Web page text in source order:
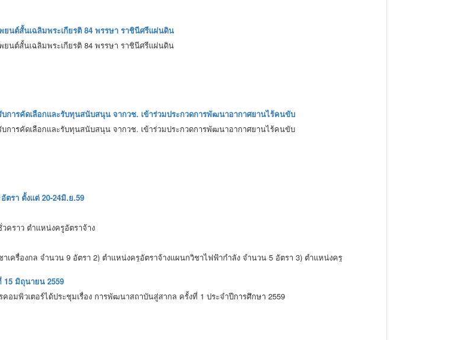
นต์สั้นเฉลิมพระเกียรติ 84 พรรษา ราชินีศรีแผ่นดิน
นต์สั้นเฉลิมพระเกียรติ 84 พรรษา ราชินีศรีแผ่นดิน
การคัดเลือกและรับทุนสนับสนุน จากวช. เข้าร่วมประกวดการพัฒนาอากาศยานไร้คนขับ
การคัดเลือกและรับทุนสนับสนุน จากวช. เข้าร่วมประกวดการพัฒนาอากาศยานไร้คนขับ
ตรา ตั้งแต่ 20-24มิ.ย.59
คราว ตำแหน่งครูอัตราจ้าง
ครื่องกล จำนวน 9 อัตรา 2) ตำแหน่งครูอัตราจ้างแผนกวิชาไฟฟ้ากำลัง จำนวน 5 อัตรา 3) ตำแหน่งครู
ชาเทคโนโลยีคอมพิวเตอร์ จำนวน 4 อัตรา 5) ตำแนห่งครูอัตราจ้างแผนกวิชาเทคนิคพื้นฐาน จำนวน 1
นที่ 20-24 มิถุนายน 2559 ณ ห้องบุคลากร วิทยาลัยเทคนิคอุบลราชธานี ในวันและเวลาราชการ
มิถุนายน 2559
มพิวเตอร์ได้ประชุมเรื่อง การพัฒนาสถาบันสู่สากล ครั้งที่ 1 ประจำปีการศึกษา 2559